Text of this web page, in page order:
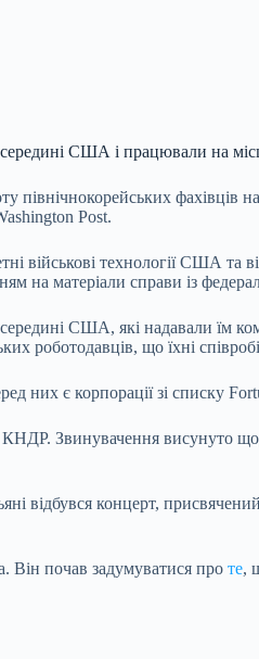
США і працювали на
фахівців
Post.
військові технології США та
на матеріали справи із
США, які надавали їм
роботодавців, що їхні
них є корпорації зі списку
Звинувачення висунуто
відбувся концерт,
Він почав задумуватися про те,